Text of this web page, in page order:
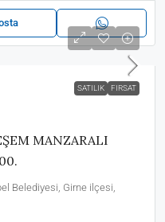
SATILIK FIRSAT
MANZARALI
Belediyesi, Girne ilçesi,